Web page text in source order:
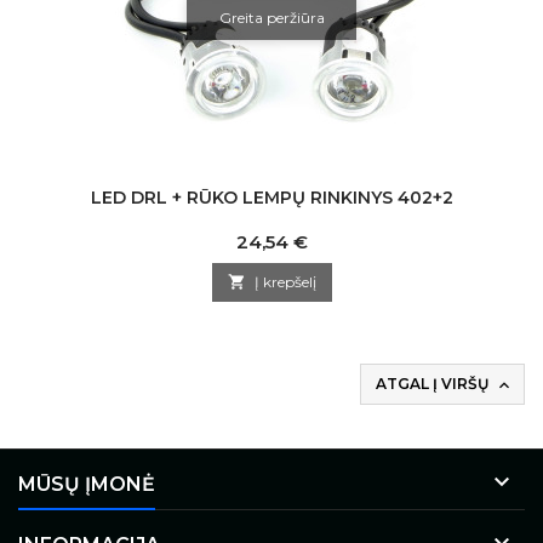
Greita peržiūra
LED DRL + RŪKO LEMPŲ RINKINYS 402+2
Kaina
24,54 €
 Į krepšelį
ATGAL Į VIRŠŲ 
MŪSŲ ĮMONĖ 